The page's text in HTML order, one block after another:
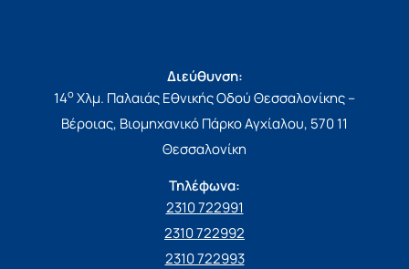
Διεύθυνση:
14ο Χλμ. Παλαιάς Εθνικής Οδού Θεσσαλονίκης –
Βέροιας, Βιομηχανικό Πάρκο Αγχίαλου, 570 11
Θεσσαλονίκη
Τηλέφωνα:
2310 722991
2310 722992
2310 722993